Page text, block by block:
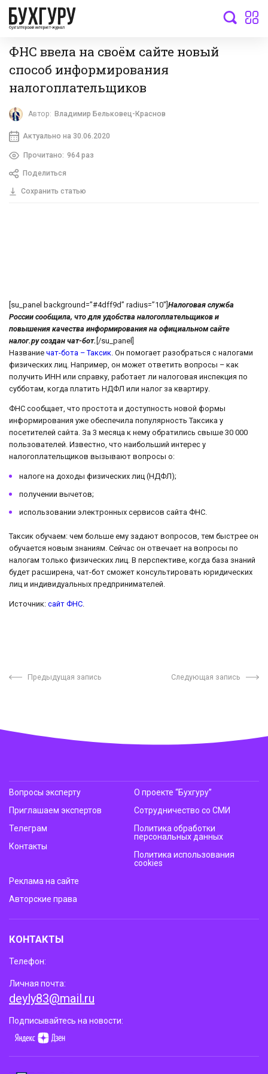
бухгалтерский интернет-журнал
ФНС ввела на своём сайте новый
способ информирования
налогоплательщиков
Автор: Владимир Бельковец-Краснов
Актуально на 30.06.2020
Прочитано: 964 раз
Поделиться
Сохранить статью
[su_panel background=”#4dff9d” radius=”10″] Налоговая служба
России сообщила, что для удобства налогоплательщиков и
повышения качества информирования на официальном сайте
налог.ру создан чат-бот. [/su_panel]
Название чат-бота – Таксик. Он помогает разобраться с налогами
физических лиц. Например, он может ответить вопросы – как
получить ИНН или справку, работает ли налоговая инспекция по
субботам, когда платить НДФЛ или налог за квартиру.
ФНС сообщает, что простота и доступность новой формы
информирования уже обеспечила популярность Таксика у
посетителей сайта. За 3 месяца к нему обратились свыше 30 000
пользователей. Известно, что наибольший интерес у
налогоплательщиков вызывают вопросы о:
налоге на доходы физических лиц (НДФЛ);
получении вычетов;
использовании электронных сервисов сайта ФНС.
Таксик обучаем: чем больше ему задают вопросов, тем быстрее он
обучается новым знаниям. Сейчас он отвечает на вопросы по
налогам только физических лиц. В перспективе, когда база знаний
будет расширена, чат-бот сможет консультировать юридических
лиц и индивидуальных предпринимателей.
Источник: сайт ФНС
Предыдущая запись Следующая запись
Вопросы эксперту
Приглашаем экспертов
Телеграм
Контакты
О проекте “Бухгуру”
Сотрудничество со СМИ
Политика обработки
персональных данных
Политика использования
cookies
Реклама на сайте
Авторские права
КОНТАКТЫ
Телефон:
Личная почта:
deyly83@mail.ru
Подписывайтесь на новости: